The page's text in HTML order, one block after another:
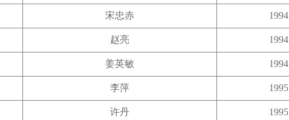
宋忠赤 1994
赵亮 1994
姜英敏 1994
李萍 1995
许丹 1995